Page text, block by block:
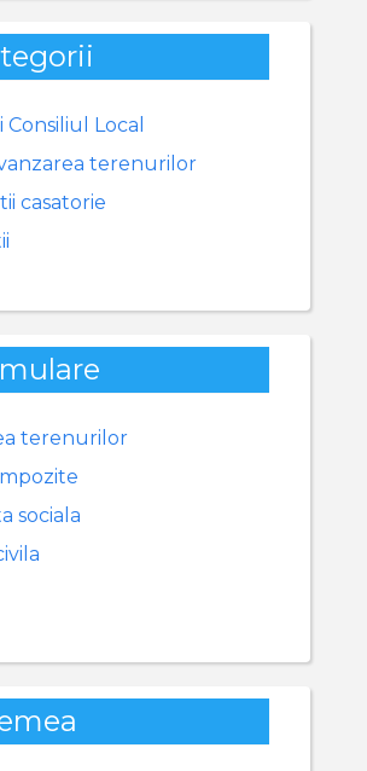
Consiliul Local
terenurilor
casatorie
terenurilor
sociala